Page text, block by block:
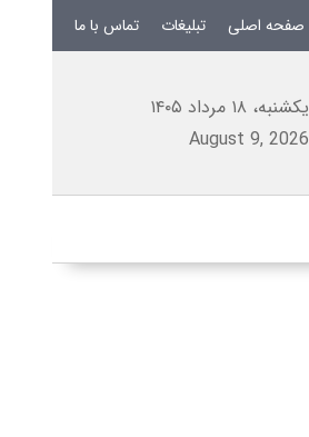
صفحه اصلی تبلیغات تماس با ما
یکشنبه، ۱۸ مرداد ۱۴۰۵
August 9, 2026